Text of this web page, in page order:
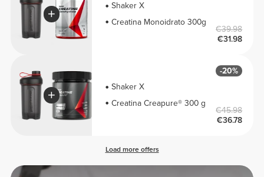
Shaker X
Creatina Monoidrato 300g
€39.98
€31.98
Shaker X
Creatina Creapure® 300 g
-20%
€45.98
€36.78
Load more offers